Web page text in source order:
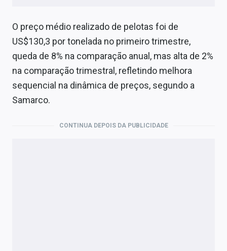
O preço médio realizado de pelotas foi de
US$130,3 por tonelada no primeiro trimestre,
queda de 8% na comparação anual, mas alta de 2%
na comparação trimestral, refletindo melhora
sequencial na dinâmica de preços, segundo a
Samarco.
CONTINUA DEPOIS DA PUBLICIDADE